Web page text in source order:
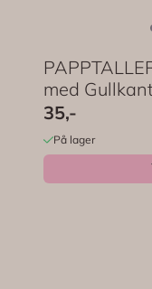
med
35,-
På lager